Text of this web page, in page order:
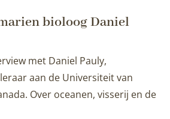
bioloog Daniel
met Daniel Pauly,
aan de Universiteit van
Over oceanen, visserij en de